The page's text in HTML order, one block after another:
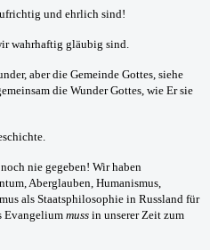
und ehrlich sind!
wahrhaftig gläubig sind.
aber die Gemeinde Gottes, siehe
die Wunder Gottes, wie Er sie
nie gegeben! Wir haben
Aberglauben, Humanismus,
als Staatsphilosophie in Russland für
Evangelium muss in unserer Zeit zum